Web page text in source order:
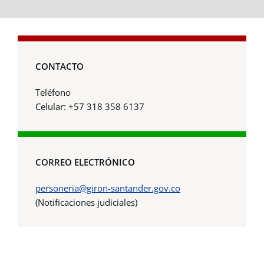
CONTACTO
Teléfono
Celular: +57 318 358 6137
CORREO ELECTRÓNICO
personeria@giron-santander.gov.co
(Notificaciones judiciales)